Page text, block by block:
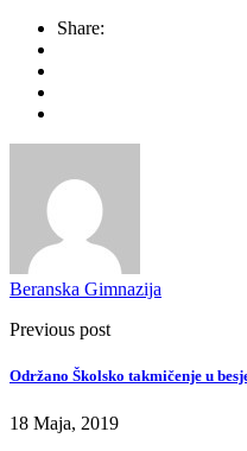
Share:
Beranska Gimnazija
Previous post
Održano Školsko takmičenje u
18 Maja, 2019